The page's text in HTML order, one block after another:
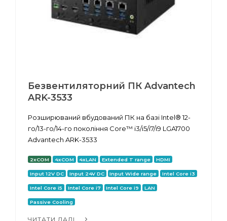
Безвентиляторний ПК Advantech
ARK-3533
Розширюваний вбудований ПК на базі Intel® 12-
го/13-го/14-го покоління Core™ i3/i5/i7/i9 LGA1700
Advantech ARK-3533
2xCOM 4xCOM 4xLAN Extended T range HDMI
Input 12V DC Input 24V DC Input Wide range Intel Core i3
Intel Core i5 Intel Core i7 Intel Core i9 LAN
Passive Cooling
ЧИТАТИ ДАЛІ...